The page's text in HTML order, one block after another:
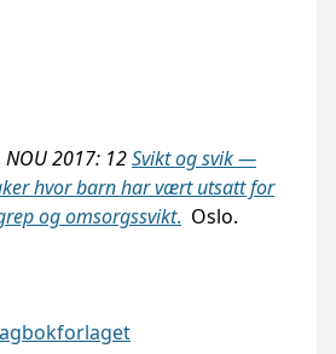
NOU 2017: 12Svikt og svik —
hvor barn har vært utsatt for
og omsorgssvikt. Oslo.